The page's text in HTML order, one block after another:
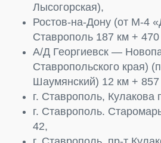
Лысогорская),
Ростов-на-Дону (от М-4
Ставрополь 187 км +
А/Д Георгиевск —
Ставропольского края)
Шаумянский) 12 км +
г. Ставрополь, Кулакова
г. Ставрополь.
42,